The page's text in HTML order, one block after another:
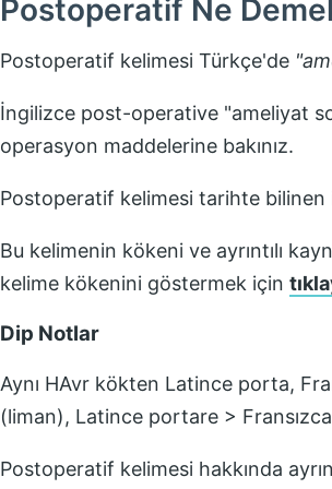
Postoperatif Ne
Postoperatif kelimesi Türkçe'de "
İngilizce post-operative "ameliyat
operasyon maddelerine bakınız.
Postoperatif kelimesi tarihte bilinen
Bu kelimenin kökeni ve ayrıntılı
kelime kökenini göstermek için
Dip Notlar
Aynı HAvr kökten Latince porta,
(liman), Latince portare >
Postoperatif kelimesi hakkında